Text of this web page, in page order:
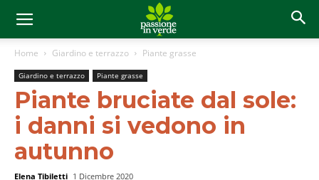
Home Giardino e terrazzo Piante grasse
Giardino e terrazzo Piante grasse
Piante bruciate dal sole:
i danni si vedono in
autunno
Elena Tibiletti 1 Dicembre 2020